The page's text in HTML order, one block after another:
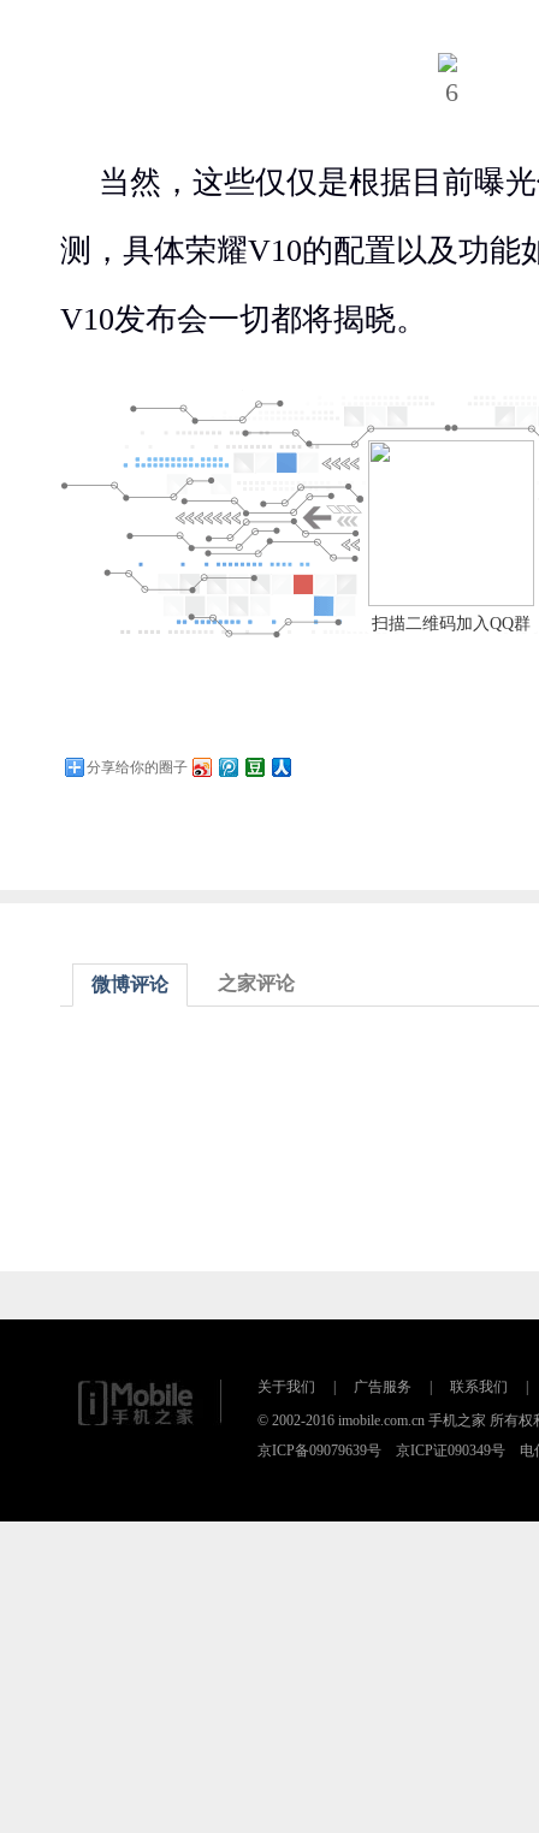
当然，这些仅仅是根据目前曝
测，具体荣耀V10的配置以及功能
V10发布会一切都将揭晓。
扫描二维码加入QQ群
分享给你的圈子
微博评论 之家评论
关于我们 广告服务 联系我们
© 2002-2016 imobile.com.cn 手机之家 所有
京ICP备09079639号 京ICP证090349号 电